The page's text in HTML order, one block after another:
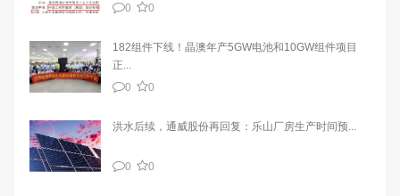
0 0
182组件下线！晶澳年产5GW电池和10GW组件项目
正...
0
0
洪水后续，通威股份再回复：乐山厂房生产时间预...
0 0